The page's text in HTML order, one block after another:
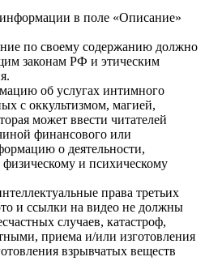
в поле «Описание»
по своему содержанию должно
законам РФ и этическим
об услугах интимного
с оккультизмом, магией,
может ввести читателей
финансового или
о деятельности,
и психическому
права третьих
и ссылки на видео не должны
случаев, катастроф,
приема и/или изготовления
взрывчатых веществ